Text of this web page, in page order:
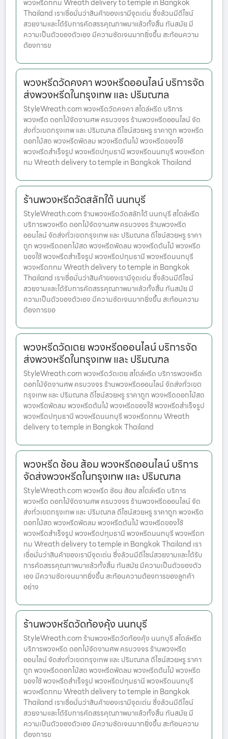
พวงหรีดกทม Wreath delivery to temple in Bangkok
Thailand เราเชื่อมั่นว่าสินค้าของเรามีจุดเด่น ซึ่งล้วนมีดีไซน์
สวยงามและได้รับการคัดสรรคุณภาพมาแล้วทั้งสิ้น ทันสมัย มี
ความเป็นตัวของตัวเอง มีความชัดเจนมากยิ่งขึ้น สะท้อนความ
ต้องการข
พวงหรีดวัดคงคา พวงหรีดออนไลน์ บริการจัด
ส่งพวงหรีดในกรุงเทพ และ ปริมณฑล
StyleWreath.com พวงหรีดวัดคงคา สไตล์หรีด บริการ
พวงหรีด ดอกไม้จัดงานศพ ครบวงจร ร้านพวงหรีดออนไลน์ จัด
ส่งทั่วเขตกรุงเทพ และ ปริมณฑล ดีไซน์สวยหรู ราคาถูก พวงหรีด
ดอกไม้สด พวงหรีดพัดลม พวงหรีดต้นไม้ พวงหรีดของใช้
พวงหรีดสำเร็จรูป พวงหรีดปทุมธานี พวงหรีดนนทบุรี พวงหรีดก
ทม Wreath delivery to temple in Bangkok Thailand
ร้านพวงหรีดวัดสลักใต้ นนทบุรี
StyleWreath.com ร้านพวงหรีดวัดสลักใต้ นนทบุรี สไตล์หรีด
บริการพวงหรีด ดอกไม้จัดงานศพ ครบวงจร ร้านพวงหรีด
ออนไลน์ จัดส่งทั่วเขตกรุงเทพ และ ปริมณฑล ดีไซน์สวยหรู ราคา
ถูก พวงหรีดดอกไม้สด พวงหรีดพัดลม พวงหรีดต้นไม้ พวงหรีด
ของใช้ พวงหรีดสำเร็จรูป พวงหรีดปทุมธานี พวงหรีดนนทบุรี
พวงหรีดกทม Wreath delivery to temple in Bangkok
Thailand เราเชื่อมั่นว่าสินค้าของเรามีจุดเด่น ซึ่งล้วนมีดีไซน์
สวยงามและได้รับการคัดสรรคุณภาพมาแล้วทั้งสิ้น ทันสมัย มี
ความเป็นตัวของตัวเอง มีความชัดเจนมากยิ่งขึ้น สะท้อนความ
ต้องการขอ
พวงหรีดวัดเตย พวงหรีดออนไลน์ บริการจัด
ส่งพวงหรีดในกรุงเทพ และ ปริมณฑล
StyleWreath.com พวงหรีดวัดเตย สไตล์หรีด บริการพวงหรีด
ดอกไม้จัดงานศพ ครบวงจร ร้านพวงหรีดออนไลน์ จัดส่งทั่วเขต
กรุงเทพ และ ปริมณฑล ดีไซน์สวยหรู ราคาถูก พวงหรีดดอกไม้สด
พวงหรีดพัดลม พวงหรีดต้นไม้ พวงหรีดของใช้ พวงหรีดสำเร็จรูป
พวงหรีดปทุมธานี พวงหรีดนนทบุรี พวงหรีดกทม Wreath
delivery to temple in Bangkok Thailand
พวงหรีด ช้อน ส้อม พวงหรีดออนไลน์ บริการ
จัดส่งพวงหรีดในกรุงเทพ และ ปริมณฑล
StyleWreath.com พวงหรีด ช้อน ส้อม สไตล์หรีด บริการ
พวงหรีด ดอกไม้จัดงานศพ ครบวงจร ร้านพวงหรีดออนไลน์ จัด
ส่งทั่วเขตกรุงเทพ และ ปริมณฑล ดีไซน์สวยหรู ราคาถูก พวงหรีด
ดอกไม้สด พวงหรีดพัดลม พวงหรีดต้นไม้ พวงหรีดของใช้
พวงหรีดสำเร็จรูป พวงหรีดปทุมธานี พวงหรีดนนทบุรี พวงหรีดก
ทม Wreath delivery to temple in Bangkok Thailand เรา
เชื่อมั่นว่าสินค้าของเรามีจุดเด่น ซึ่งล้วนมีดีไซน์สวยงามและได้รับ
การคัดสรรคุณภาพมาแล้วทั้งสิ้น ทันสมัย มีความเป็นตัวของตัว
เอง มีความชัดเจนมากยิ่งขึ้น สะท้อนความต้องการของลูกค้า
อย่าง
ร้านพวงหรีดวัดท้องคุ้ง นนทบุรี
StyleWreath.com ร้านพวงหรีดวัดท้องคุ้ง นนทบุรี สไตล์หรีด
บริการพวงหรีด ดอกไม้จัดงานศพ ครบวงจร ร้านพวงหรีด
ออนไลน์ จัดส่งทั่วเขตกรุงเทพ และ ปริมณฑล ดีไซน์สวยหรู ราคา
ถูก พวงหรีดดอกไม้สด พวงหรีดพัดลม พวงหรีดต้นไม้ พวงหรีด
ของใช้ พวงหรีดสำเร็จรูป พวงหรีดปทุมธานี พวงหรีดนนทบุรี
พวงหรีดกทม Wreath delivery to temple in Bangkok
Thailand เราเชื่อมั่นว่าสินค้าของเรามีจุดเด่น ซึ่งล้วนมีดีไซน์
สวยงามและได้รับการคัดสรรคุณภาพมาแล้วทั้งสิ้น ทันสมัย มี
ความเป็นตัวของตัวเอง มีความชัดเจนมากยิ่งขึ้น สะท้อนความ
ต้องการข